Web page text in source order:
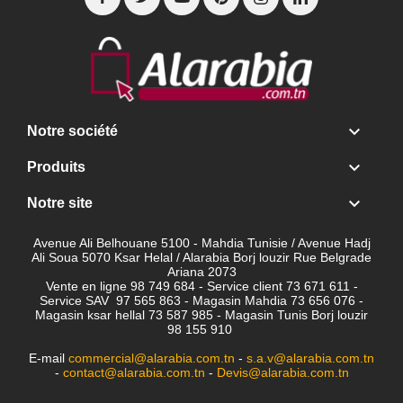
Notre société 
Produits 
Notre site 
Avenue Ali Belhouane 5100 - Mahdia Tunisie / Avenue Hadj
Ali Soua 5070 Ksar Helal / Alarabia Borj louzir Rue Belgrade
Ariana 2073
Vente en ligne 98 749 684 - Service client 73 671 611 -
Service SAV 97 565 863 - Magasin Mahdia 73 656 076 -
Magasin ksar hellal 73 587 985 - Magasin Tunis Borj louzir
98 155 910
E-mail commercial@alarabia.com.tn - s.a.v@alarabia.com.tn
- contact@alarabia.com.tn - Devis@alarabia.com.tn